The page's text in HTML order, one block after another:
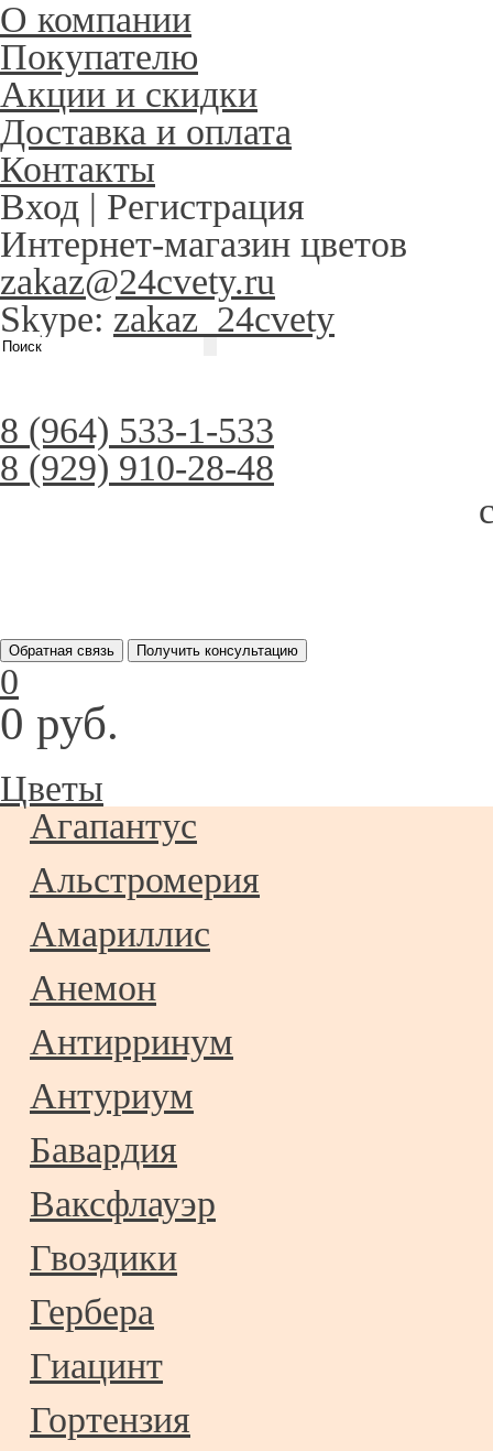
О компании
Покупателю
Акции и скидки
Доставка и оплата
Контакты
Вход | Регистрация
Интернет-магазин цветов
zakaz@24cvety.ru
Skype: zakaz_24cvety
8 (964) 533-1-533
8 (929) 910-28-48
Обратная связь Получить консультацию
0
0 руб.
Цветы
Агапантус
Альстромерия
Амариллис
Анемон
Антирринум
Антуриум
Бавардия
Ваксфлауэр
Гвоздики
Гербера
Гиацинт
Гортензия